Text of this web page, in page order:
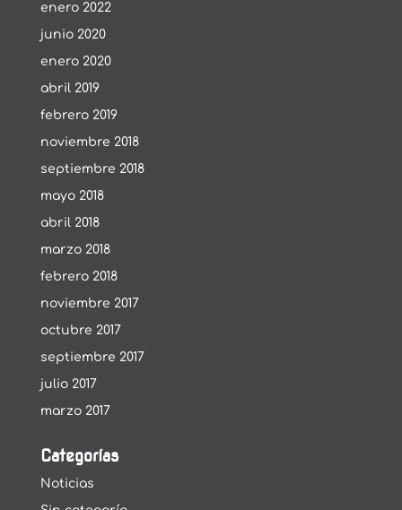
enero 2022
junio 2020
enero 2020
abril 2019
febrero 2019
noviembre 2018
septiembre 2018
mayo 2018
abril 2018
marzo 2018
febrero 2018
noviembre 2017
octubre 2017
septiembre 2017
julio 2017
marzo 2017
Categorías
Noticias